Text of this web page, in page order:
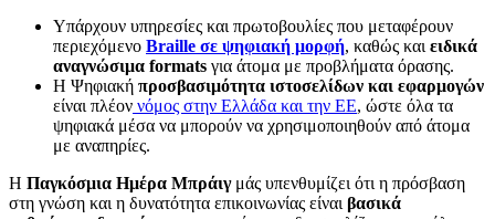
Υπάρχουν υπηρεσίες και πρωτοβουλίες που μεταφέρουν
περιεχόμενο Braille σε ψηφιακή μορφή, καθώς και ειδικά
αναγνώσιμα formats για άτομα με προβλήματα όρασης.
Η Ψηφιακή προσβασιμότητα ιστοσελίδων και εφαρμογών
είναι πλέον νόμος στην Ελλάδα και την ΕΕ, ώστε όλα τα
ψηφιακά μέσα να μπορούν να χρησιμοποιηθούν από άτομα
με αναπηρίες.
Η Παγκόσμια Ημέρα Μπράιγμάς υπενθυμίζει ότι η πρόσβαση
στη γνώση και η δυνατότητα επικοινωνίας είναι βασικά